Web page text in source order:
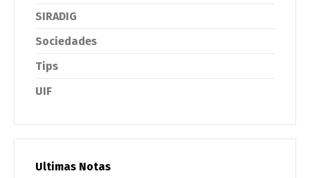
SIRADIG
Sociedades
Tips
UIF
Ultimas Notas